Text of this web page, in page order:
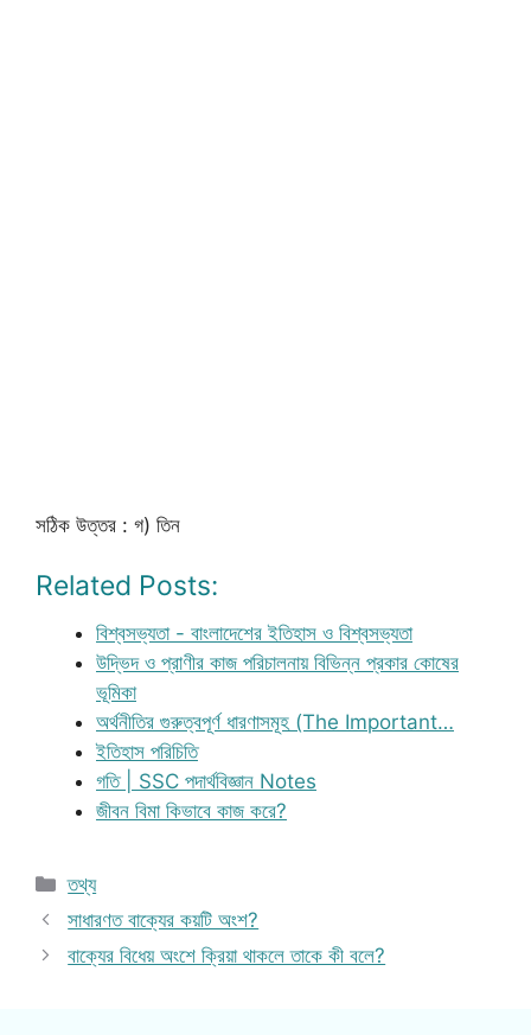
সঠিক উত্তর : গ) তিন
Related Posts:
বিশ্বসভ্যতা - বাংলাদেশের ইতিহাস ও বিশ্বসভ্যতা
উদ্ভিদ ও প্রাণীর কাজ পরিচালনায় বিভিন্ন প্রকার কোষের
ভূমিকা
অর্থনীতির গুরুত্বপূর্ণ ধারণাসমূহ (The Important…
ইতিহাস পরিচিতি
গতি | SSC পদার্থবিজ্ঞান Notes
জীবন বিমা কিভাবে কাজ করে?
Categories
তথ্য
সাধারণত বাক্যের কয়টি অংশ?
বাক্যের বিধেয় অংশে ক্রিয়া থাকলে তাকে কী বলে?